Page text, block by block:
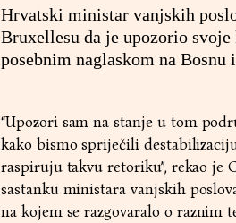
Hrvatski ministar vanjskih
Bruxellesu da je upozorio svoje
posebnim naglaskom na Bosnu
“Upozori sam na stanje u tom
kako bismo spriječili
raspiruju takvu retoriku”, rekao je
sastanku ministara vanjskih
na kojem se razgovaralo o raznim